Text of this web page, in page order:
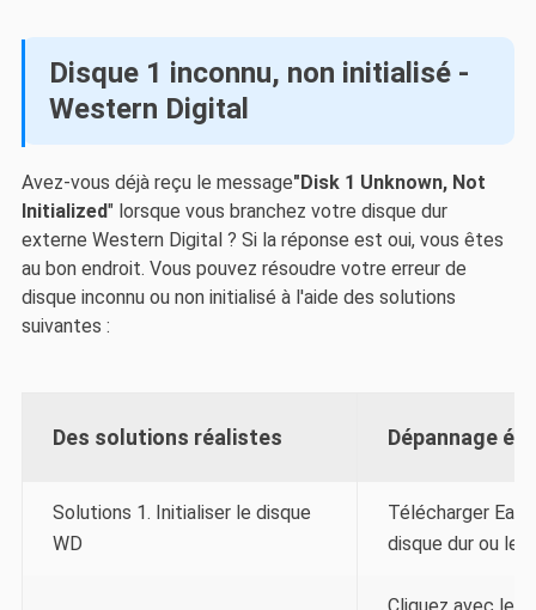
Disque 1 inconnu, non initialisé -
Western Digital
Avez-vous déjà reçu le message"Disk 1 Unknown, Not
Initialized" lorsque vous branchez votre disque dur
externe Western Digital ? Si la réponse est oui, vous êtes
au bon endroit. Vous pouvez résoudre votre erreur de
disque inconnu ou non initialisé à l'aide des solutions
suivantes :
Des solutions réalistes Dépannage
Solutions 1. Initialiser le disque
WD
Télécharger
disque dur ou le
Cliquez avec le